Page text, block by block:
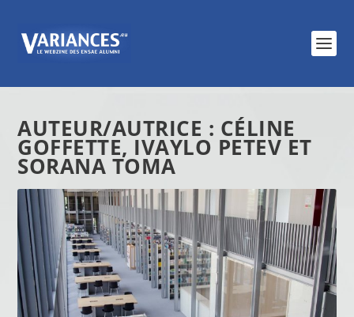
AUTEUR/AUTRICE : CÉLINE
GOFFETTE, IVAYLO PETEV ET
SORANA TOMA